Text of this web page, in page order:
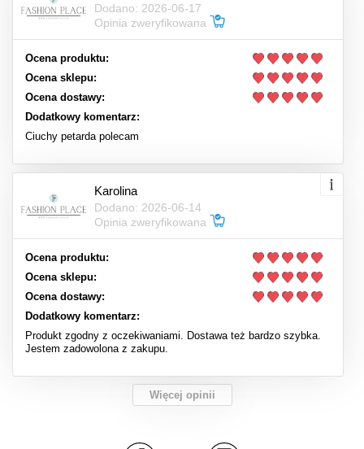
Dodano: 2026-06-17
Opinia zweryfikowana
Ocena produktu:
Ocena sklepu:
Ocena dostawy:
Dodatkowy komentarz:
Ciuchy petarda polecam
Karolina
Dodano: 2026-06-14
Opinia zweryfikowana
Ocena produktu:
Ocena sklepu:
Ocena dostawy:
Dodatkowy komentarz:
Produkt zgodny z oczekiwaniami. Dostawa też bardzo szybka.
Jestem zadowolona z zakupu.
Więcej opinii